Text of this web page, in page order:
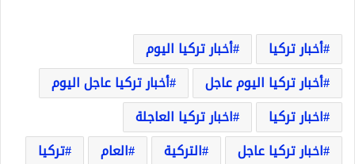
أخبار تركيا
أخبار تركيا اليوم
أخبار تركيا اليوم عاجل
أخبار تركيا عاجل اليوم
اخبار تركيا
اخبار تركيا العاجلة
اخبار تركيا عاجل
التركية العام
تركيا